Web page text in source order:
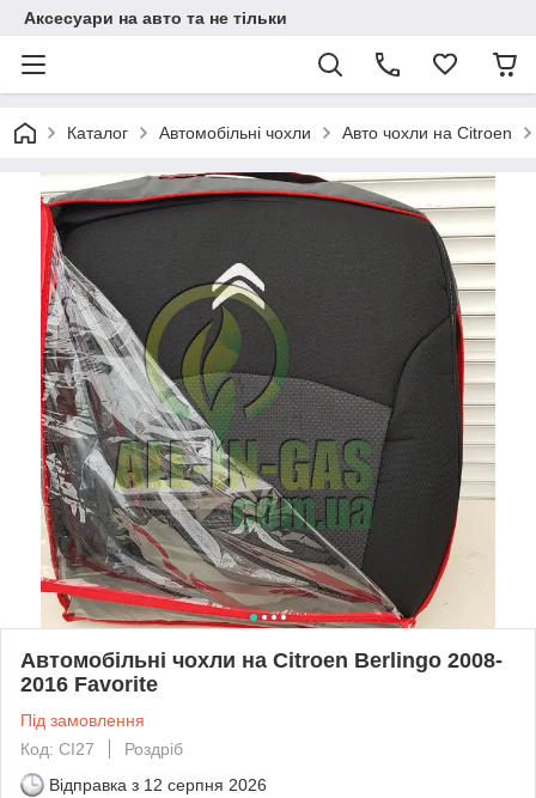
Аксесуари на авто та не тільки
Каталог Автомобільні чохли Авто чохли на Citroen
Автомобільні чохли на Citroen Berlingo 2008-
2016 Favorite
Під замовлення
Код: CI27
Роздріб
Відправка з 12 серпня 2026